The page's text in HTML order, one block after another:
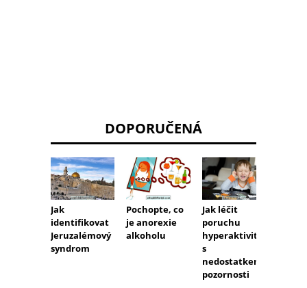
DOPORUČENÁ
Jak
identifikovat
Jeruzalémový
syndrom
Pochopte, co
je anorexie
alkoholu
Jak léčit
poruchu
hyperaktivity
s
nedostatkem
pozornosti